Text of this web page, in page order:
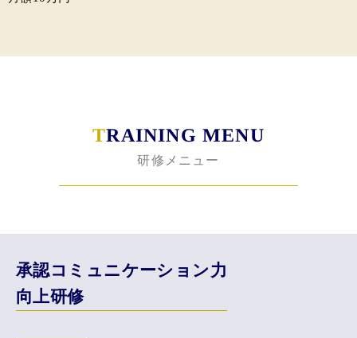
TRAINING MENU
研修メニュー
承認コミュニケーション力
向上研修